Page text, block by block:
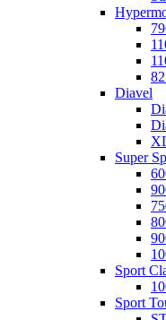
Diavel
Super
Sport
Sport